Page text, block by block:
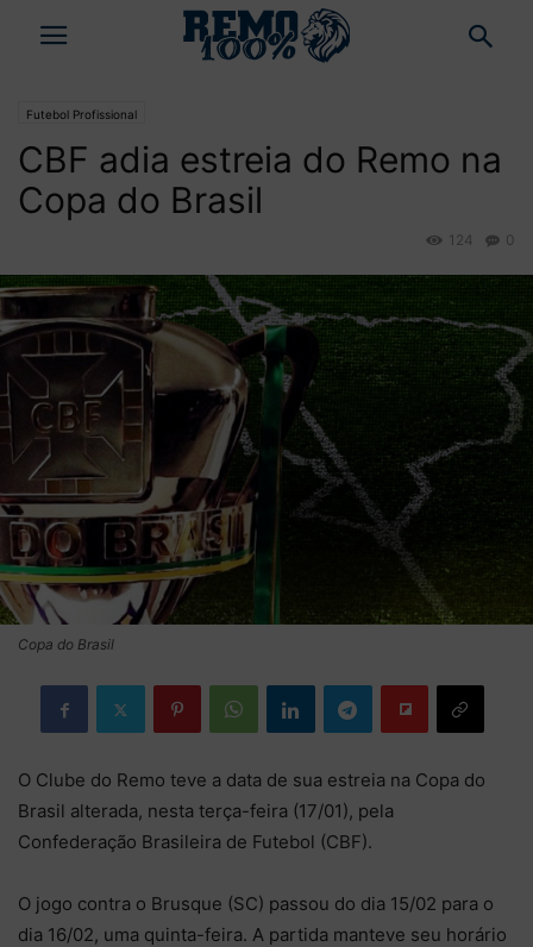
Futebol Profissional
CBF adia estreia do Remo na
Copa do Brasil
0
124
Copa do Brasil
O Clube do Remo teve a data de sua estreia na Copa do
Brasil alterada, nesta terça-feira (17/01), pela
Confederação Brasileira de Futebol (CBF).
O jogo contra o Brusque (SC) passou do dia 15/02 para o
dia 16/02, uma quinta-feira. A partida manteve seu horário